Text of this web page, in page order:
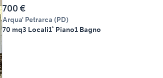
700 €
Arqua' Petrarca (PD)
70 mq3 Locali1° Piano1 Bagno